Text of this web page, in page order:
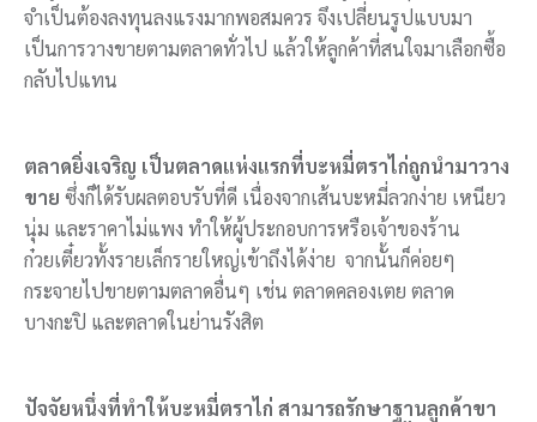
จำเป็นต้องลงทุนลงแรงมากพอสมควร จึงเปลี่ยนรูปแบบมา
เป็นการวางขายตามตลาดทั่วไป แล้วให้ลูกค้าที่สนใจมาเลือกซื้อ
กลับไปแทน
ตลาดยิ่งเจริญ เป็นตลาดแห่งแรกที่บะหมี่ตราไก่ถูกนำมาวาง
ขาย ซึ่งก็ได้รับผลตอบรับที่ดี เนื่องจากเส้นบะหมี่ลวกง่าย เหนียว
นุ่ม และราคาไม่แพง ทำให้ผู้ประกอบการหรือเจ้าของร้าน
ก๋วยเตี๋ยวทั้งรายเล็กรายใหญ่เข้าถึงได้ง่าย จากนั้นก็ค่อยๆ
กระจายไปขายตามตลาดอื่นๆ เช่น ตลาดคลองเตย ตลาด
บางกะปิ และตลาดในย่านรังสิต
ปัจจัยหนึ่งที่ทำให้บะหมี่ตราไก่ สามารถรักษาฐานลูกค้าขา